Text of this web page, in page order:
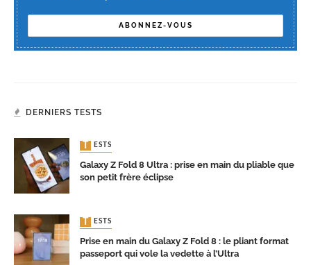
DERNIERS TESTS
TESTS
Galaxy Z Fold 8 Ultra : prise en main du pliable que
son petit frère éclipse
TESTS
Prise en main du Galaxy Z Fold 8 : le pliant format
passeport qui vole la vedette à l’Ultra